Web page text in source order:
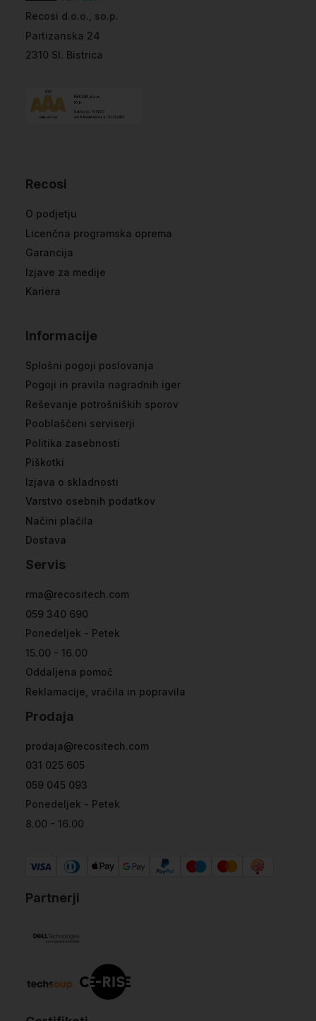
Recosi d.o.o., so.p.
Partizanska 24
2310 Sl. Bistrica
Recosi
O podjetju
Licenčna programska oprema
Garancija
Izjave za medije
Kariera
Informacije
Splošni pogoji poslovanja
Pogoji in pravila nagradnih iger
Reševanje potrošniških sporov
Pooblaščeni serviserji
Politika zasebnosti
Piškotki
Izjava o skladnosti
Varstvo osebnih podatkov
Načini plačila
Dostava
Servis
rma@recositech.com
059 340 690
Ponedeljek - Petek
15.00 - 16.00
Oddaljena pomoč
Reklamacije, vračila in popravila
Prodaja
prodaja@recositech.com
031 025 605
059 045 093
Ponedeljek - Petek
8.00 - 16.00
Partnerji